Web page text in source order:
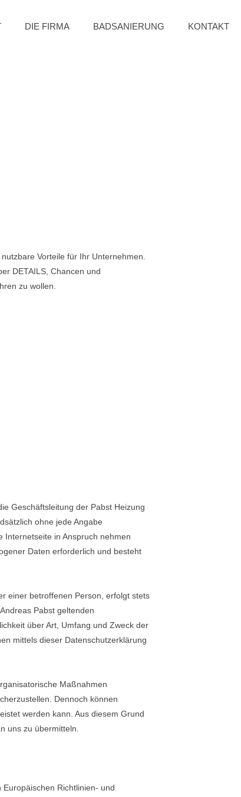
DIE FIRMA BADSANIERUNG KONTAKT
Vorteile für Ihr Unternehmen.
DETAILS, Chancen und
zu wollen.
Geschäftsleitung der Pabst Heizung
ohne jede Angabe
in Anspruch nehmen
Daten erforderlich und besteht
einer betroffenen Person, erfolgt stets
Pabst geltenden
über Art, Umfang und Zweck der
mittels dieser Datenschutzerklärung
Maßnahmen
Dennoch können
werden kann. Aus diesem Grund
uns zu übermitteln.
Richtlinien- und